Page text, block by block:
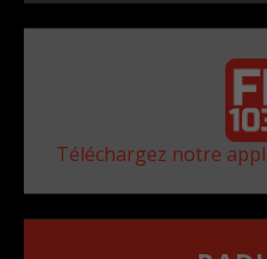
Téléchargez notre